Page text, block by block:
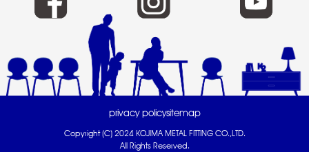
Copyright (C) 2024 KOJIMA METAL FITTING CO.,LTD.
All Rights Reserved.
privacy policysitemap